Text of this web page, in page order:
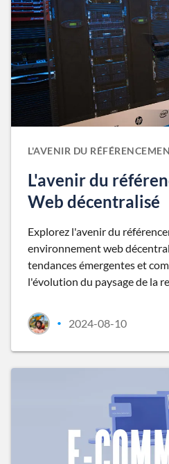
L'AVENIR DU
L'avenir du
Web décentralisé
Explorez l'avenir du
environnement web
tendances émergentes et
l'évolution du paysage de la
• 2024-08-10